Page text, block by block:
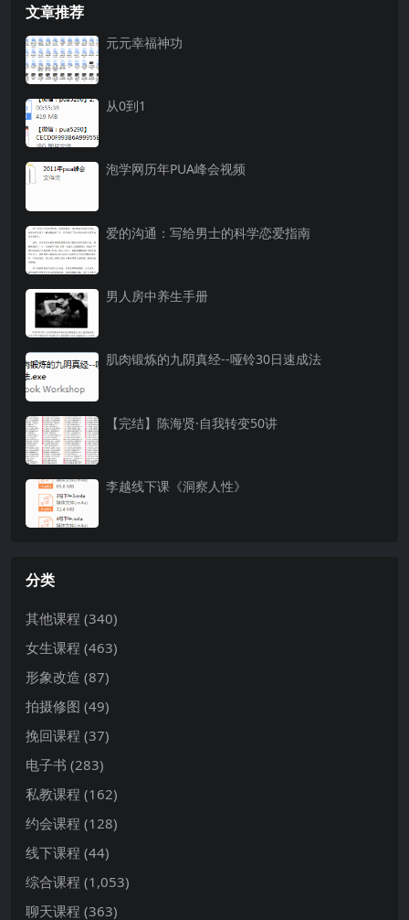
文章推荐
元元幸福神功
从0到1
泡学网历年PUA峰会视频
爱的沟通：写给男士的科学恋爱指南
男人房中养生手册
肌肉锻炼的九阴真经--哑铃30日速成法
【完结】陈海贤·自我转变50讲
李越线下课《洞察人性》
分类
其他课程 (340)
女生课程 (463)
形象改造 (87)
拍摄修图 (49)
挽回课程 (37)
电子书 (283)
私教课程 (162)
约会课程 (128)
线下课程 (44)
综合课程 (1,053)
聊天课程 (363)